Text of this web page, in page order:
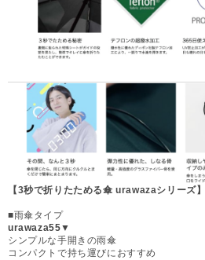
【3秒で折りたためる傘 urawazaシリーズ】
■雨傘タイプ
urawaza55▼
シンプルな手開きの雨傘
コンパクトで持ち運びにおすすめ